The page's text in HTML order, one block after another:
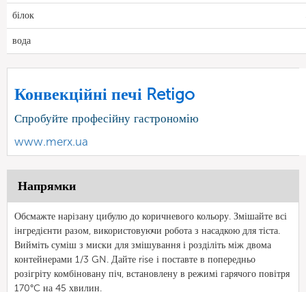
білок
вода
Конвекційні печі Retigo
Спробуйте професійну гастрономію
www.merx.ua
Напрямки
Обсмажте нарізану цибулю до коричневого кольору. Змішайте всі
інгредієнти разом, використовуючи робота з насадкою для тіста.
Вийміть суміш з миски для змішування і розділіть між двома
контейнерами 1/3 GN. Дайте rise і поставте в попередньо
розігріту комбіновану піч, встановлену в режимі гарячого повітря
170°C на 45 хвилин.